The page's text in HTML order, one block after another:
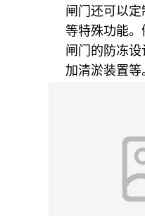
闸门还可以
等特殊功能
闸门的防冻
加清淤装置等